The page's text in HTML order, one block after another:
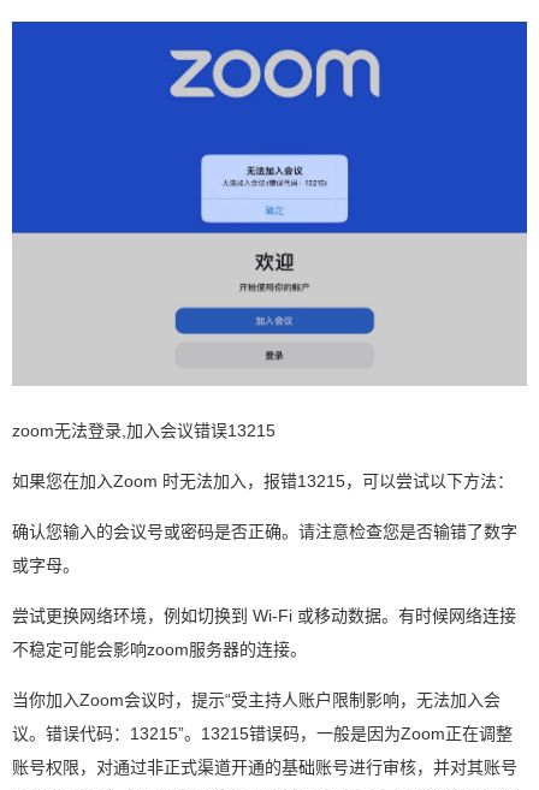
zoom无法登录,加入会议错误13215
如果您在加入Zoom 时无法加入，报错13215，可以尝试以下方法：
确认您输入的会议号或密码是否正确。请注意检查您是否输错了数字
或字母。
尝试更换网络环境，例如切换到 Wi-Fi 或移动数据。有时候网络连接
不稳定可能会影响zoom服务器的连接。
当你加入Zoom会议时，提示“受主持人账户限制影响，无法加入会
议。错误代码：13215”。13215错误码，一般是因为Zoom正在调整
账号权限，对通过非正式渠道开通的基础账号进行审核，并对其账号